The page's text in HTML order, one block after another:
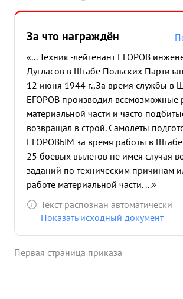
За что награждён
«... Техник -лейтенант ЕГОРОВ
Дугласов в Штабе Польских
12 июня 1944 г.,За время службы в
ЕГОРОВ производил всемозможные
материальной части и часто
возвращал в строй. Самолеты
ЕГОРОВЫМ за время работы в
25 боевых вылетов не имея случая
заданий по техническим причинам
работе материальной части. ...»
Текст распознан автоматически
Показать исходный документ
Первая страница приказа